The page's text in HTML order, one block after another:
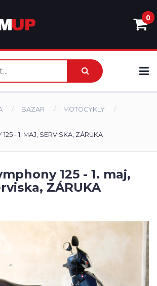
0
BAZAR
MOTOCYKLY
- 1. MAJ, SERVISKA, ZÁRUKA
125 - 1. maj,
ZÁRUKA